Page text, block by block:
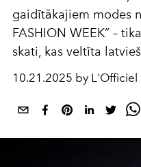
gaidītākajiem modes
FASHION WEEK” –
skati, kas veltīta
10.21.2025 by L'Officiel